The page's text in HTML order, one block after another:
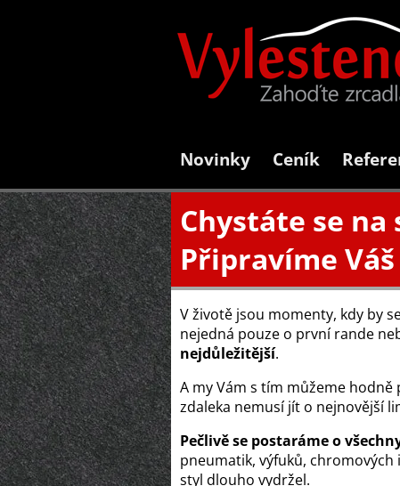
Novinky Ceník
Chystáte se
Připravíme
V životě jsou momenty, kdy by
nejedná pouze o první rande
nejdůležitější.
A my Vám s tím můžeme hodně
zdaleka nemusí jít o nejnovější
Pečlivě se postaráme o
pneumatik, výfuků,
styl dlouho vydržel.